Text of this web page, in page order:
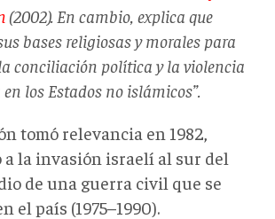
(2002). En cambio, explica que
bases religiosas y morales para
conciliación política y la violencia
los Estados no islámicos”.
tomó relevancia en 1982,
la invasión israelí al sur del
de una guerra civil que se
el país (1975–1990).